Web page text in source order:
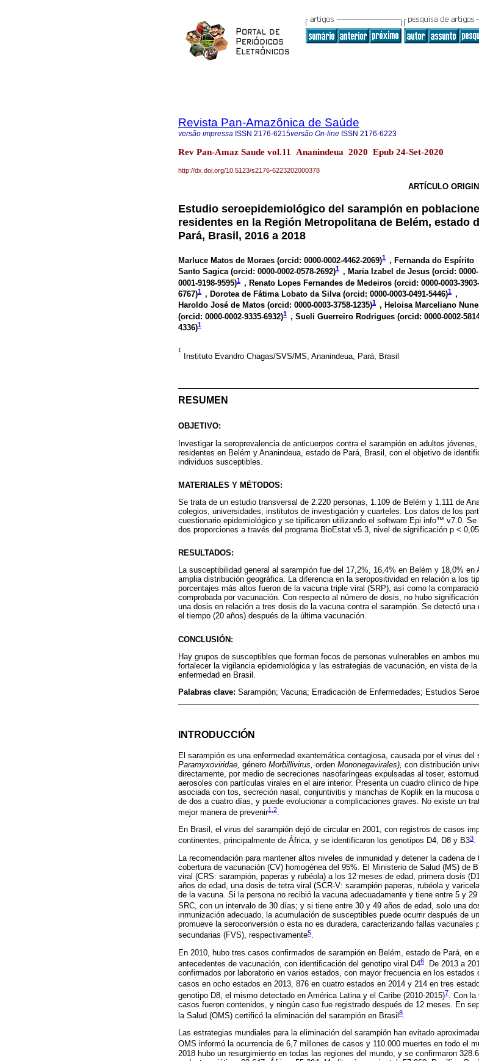
Revista Pan-Amazônica de Saúde
versão impressa ISSN 2176-6215versão On-line ISSN 2176-6223
Rev Pan-Amaz Saude vol.11 Ananindeua 2020 Epub 24-Set-2020
http://dx.doi.org/10.5123/s2176-6223202000378
ARTÍCULO
Estudio seroepidemiológico del sarampión en
residentes en la Región Metropolitana de Belém, estado
Pará, Brasil, 2016 a 2018
Marluce Matos de Moraes (orcid: 0000-0002-4462-2069)1 , Fernanda do Espírito
Santo Sagica (orcid: 0000-0002-0578-2692)1 , Maria Izabel de Jesus (orcid: 0000-
0001-9198-9595)1 , Renato Lopes Fernandes de Medeiros (orcid: 0000-0003-3903-
6767)1 , Dorotea de Fátima Lobato da Silva (orcid: 0000-0003-0491-5446)1 ,
Haroldo José de Matos (orcid: 0000-0003-3758-1235)1 , Heloisa Marceliano
(orcid: 0000-0002-9335-6932)1 , Sueli Guerreiro Rodrigues (orcid: 0000-0002-
4336)1
1
Instituto Evandro Chagas/SVS/MS, Ananindeua, Pará, Brasil
RESUMEN
OBJETIVO:
Investigar la seroprevalencia de anticuerpos contra el sarampión en adultos jóvenes,
residentes en Belém y Ananindeua, estado de Pará, Brasil, con el objetivo de
individuos susceptibles.
MATERIALES Y MÉTODOS:
Se trata de un estudio transversal de 2.220 personas, 1.109 de Belém y 1.111 de
colegios, universidades, institutos de investigación y cuarteles. Los datos de los
cuestionario epidemiológico y se tipificaron utilizando el software Epi info™ v7.0.
dos proporciones a través del programa BioEstat v5.3, nivel de significación p < 0,05.
RESULTADOS:
La susceptibilidad general al sarampión fue del 17,2%, 16,4% en Belém y 18,0%
amplia distribución geográfica. La diferencia en la seropositividad en relación a los
porcentajes más altos fueron de la vacuna triple viral (SRP), así como la
comprobada por vacunación. Con respecto al número de dosis, no hubo
una dosis en relación a tres dosis de la vacuna contra el sarampión. Se detectó
el tiempo (20 años) después de la última vacunación.
CONCLUSIÓN:
Hay grupos de susceptibles que forman focos de personas vulnerables en ambos
fortalecer la vigilancia epidemiológica y las estrategias de vacunación, en vista de
enfermedad en Brasil.
Palabras clave: Sarampión; Vacuna; Erradicación de Enfermedades; Estudios
INTRODUCCIÓN
El sarampión es una enfermedad exantemática contagiosa, causada por el virus del
Paramyxoviridae, género Morbillivirus, orden Mononegavirales), con distribución
directamente, por medio de secreciones nasofaríngeas expulsadas al toser,
aerosoles con partículas virales en el aire interior. Presenta un cuadro clínico de
asociada con tos, secreción nasal, conjuntivitis y manchas de Koplik en la mucosa
de dos a cuatro días, y puede evolucionar a complicaciones graves. No existe un
mejor manera de prevenir1 2.
En Brasil, el virus del sarampión dejó de circular en 2001, con registros de casos
continentes, principalmente de África, y se identificaron los genotipos D4, D8 y B33.
La recomendación para mantener altos niveles de inmunidad y detener la cadena
cobertura de vacunación (CV) homogénea del 95%. El Ministerio de Salud (MS) de
viral (CRS: sarampión, paperas y rubéola) a los 12 meses de edad, primera dosis
años de edad, una dosis de tetra viral (SCR-V: sarampión paperas, rubéola y
de la vacuna. Si la persona no recibió la vacuna adecuadamente y tiene entre 5 y
SRC, con un intervalo de 30 días; y si tiene entre 30 y 49 años de edad, solo una
inmunización adecuado, la acumulación de susceptibles puede ocurrir después de
promueve la seroconversión o esta no es duradera, caracterizando fallas vacunales
secundarias (FVS), respectivamente5.
En 2010, hubo tres casos confirmados de sarampión en Belém, estado de Pará, en
antecedentes de vacunación, con identificación del genotipo viral D46. De 2013 a
confirmados por laboratorio en varios estados, con mayor frecuencia en los estados
casos en ocho estados en 2013, 876 en cuatro estados en 2014 y 214 en tres
genotipo D8, el mismo detectado en América Latina y el Caribe (2010-2015)7
. Con
casos fueron contenidos, y ningún caso fue registrado después de 12 meses. En
la Salud (OMS) certificó la eliminación del sarampión en Brasil 8.
Las estrategias mundiales para la eliminación del sarampión han evitado
OMS informó la ocurrencia de 6,7 millones de casos y 110.000 muertes en todo el
2018 hubo un resurgimiento en todas las regiones del mundo, y se confirmaron